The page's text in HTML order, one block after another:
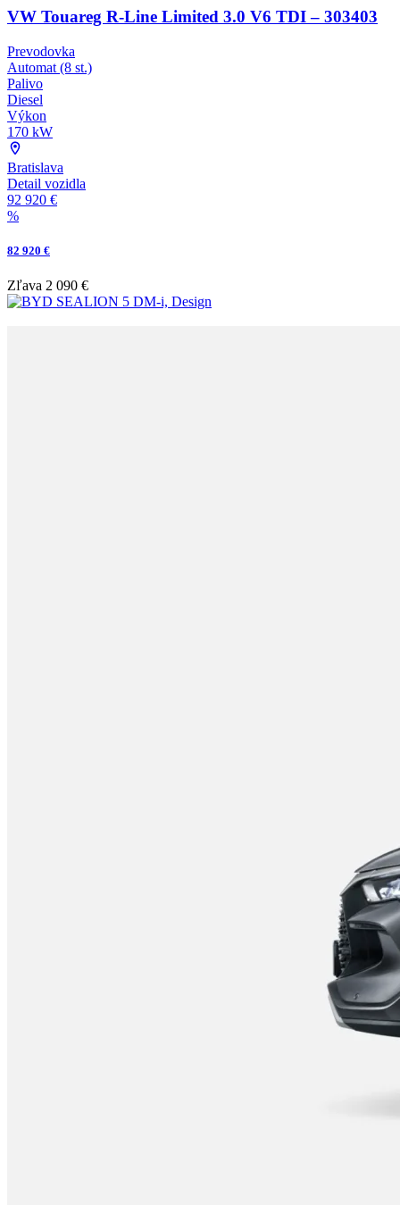
VW Touareg R-Line Limited 3.0 V6 TDI – 303403
Prevodovka
Automat (8 st.)
Palivo
Diesel
Výkon
170 kW
Bratislava
Detail vozidla
92 920 €
%
82 920 €
Zľava 2 090 €